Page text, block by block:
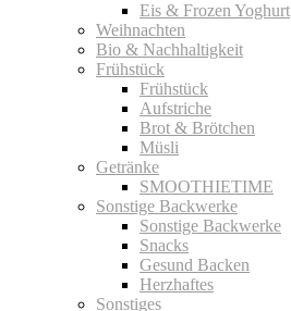
Eis & Frozen Yoghurt
Weihnachten
Bio & Nachhaltigkeit
Frühstück
Frühstück
Aufstriche
Brot & Brötchen
Müsli
Getränke
SMOOTHIETIME
Sonstige Backwerke
Sonstige Backwerke
Snacks
Gesund Backen
Herzhaftes
Sonstiges